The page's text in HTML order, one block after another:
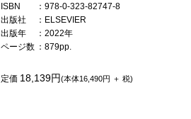
ISBN
：978-0-323-82747-8
出版社
：ELSEVIER
出版年
：2022年
ページ数 ：879pp.
定価 18,139円(本体16,490円 ＋ 税)